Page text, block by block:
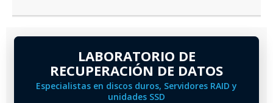
LABORATORIO DE
RECUPERACIÓN DE DATOS
Especialistas en discos duros, Servidores RAID y
unidades SSD